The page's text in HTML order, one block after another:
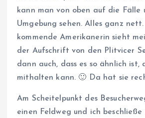
kann man von oben auf die Fälle
Umgebung sehen. Alles ganz
kommende Amerikanerin sieht
der Aufschrift von den Plitvicer
dann auch, dass es so ähnlich ist,
mithalten kann. 🙂 Da hat sie
Am Scheitelpunkt des
einen Feldweg und ich